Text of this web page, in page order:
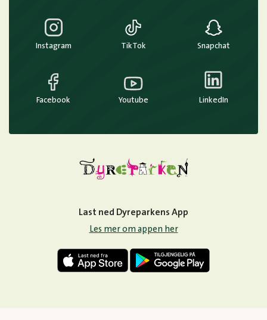
Instagram TikTok Snapchat
Facebook Youtube LinkedIn
Last ned Dyreparkens App
Les mer om appen her